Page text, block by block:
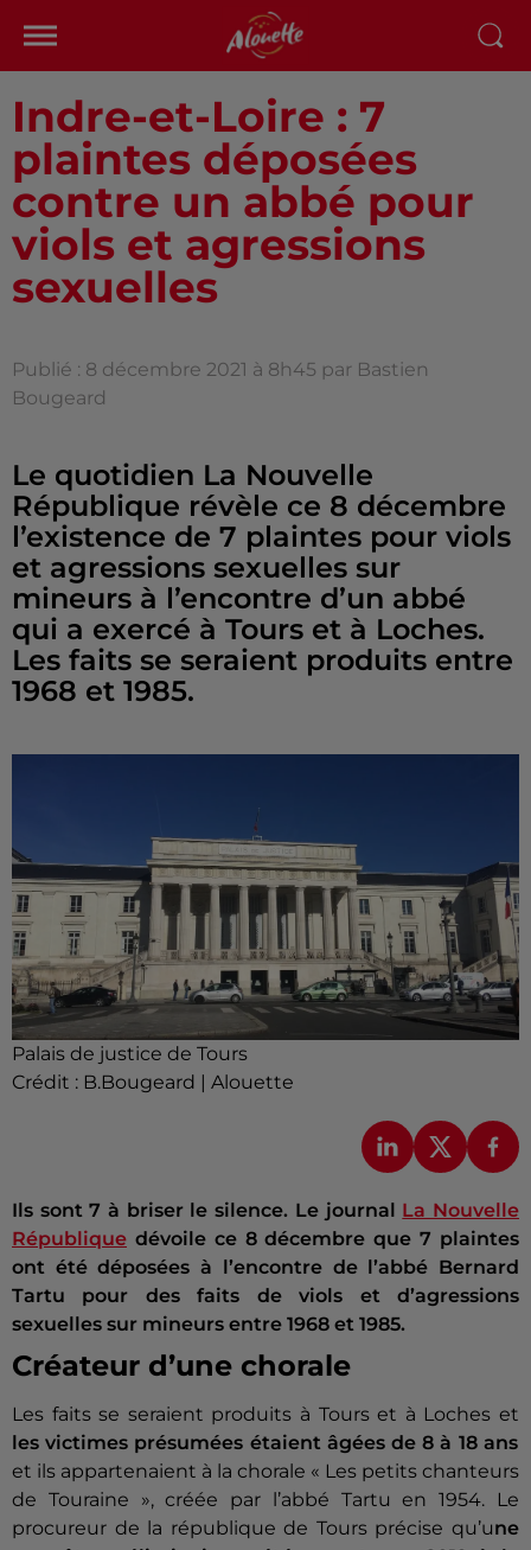
Indre-et-Loire : 7
plaintes déposées
contre un abbé pour
viols et agressions
sexuelles
Publié : 8 décembre 2021 à 8h45 par Bastien
Bougeard
Le quotidien La Nouvelle
République révèle ce 8 décembre
l’existence de 7 plaintes pour viols
et agressions sexuelles sur
mineurs à l’encontre d’un abbé
qui a exercé à Tours et à Loches.
Les faits se seraient produits entre
1968 et 1985.
Palais de justice de Tours
Crédit : B.Bougeard | Alouette
Ils sont 7 à briser le silence. Le journal La Nouvelle
République dévoile ce 8 décembre que 7 plaintes
ont été déposées à l’encontre de l’abbé Bernard
Tartu pour des faits de viols et d’agressions
sexuelles sur mineurs entre 1968 et 1985.
Créateur d’une chorale
Les faits se seraient produits à Tours et à Loches et
les victimes présumées étaient âgées de 8 à 18 ans
et ils appartenaient à la chorale « Les petits chanteurs
de Touraine », créée par l’abbé Tartu en 1954. Le
procureur de la république de Tours précise qu’une